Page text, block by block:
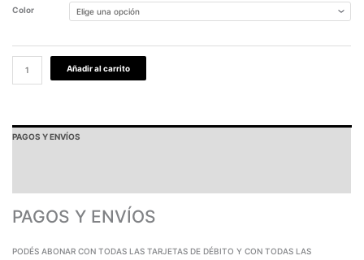
Color
Añadir al carrito
PAGOS Y ENVÍOS
PAGOS Y ENVÍOS
PODÉS ABONAR CON TODAS LAS TARJETAS DE DÉBITO Y CON TODAS LAS